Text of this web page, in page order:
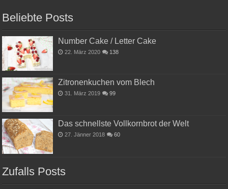
Beliebte Posts
Number Cake / Letter Cake
22. März 2020 138
Zitronenkuchen vom Blech
31. März 2019 99
Das schnellste Vollkornbrot der Welt
27. Jänner 2018 60
Zufalls Posts